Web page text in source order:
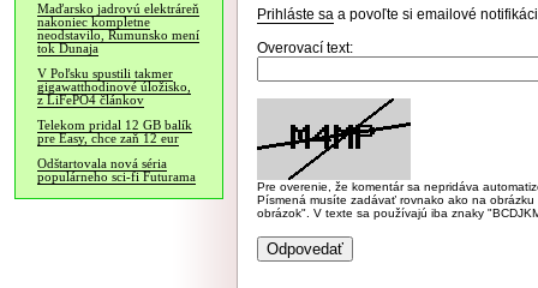
Maďarsko jadrovú elektráreň
nakoniec kompletne
neodstavilo, Rumunsko mení
tok Dunaja
V Poľsku spustili takmer
gigawatthodinové úložisko,
z LiFePO4 článkov
Telekom pridal 12 GB balík
pre Easy, chce zaň 12 eur
Odštartovala nová séria
populárneho sci-fi Futurama
Prihláste sa a povoľte si emailové
Overovací text:
Pre overenie, že komentár sa nepridáva
Písmená musíte zadávať rovnako ako na
obrázok". V texte sa používajú iba znaky